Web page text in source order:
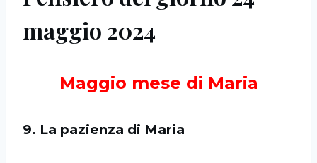
maggio 2024
Maggio mese di Maria
9. La pazienza di Maria